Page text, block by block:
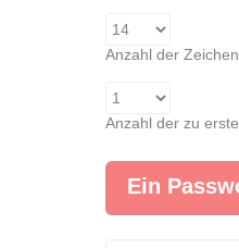
Anzahl der
Anzahl der zu